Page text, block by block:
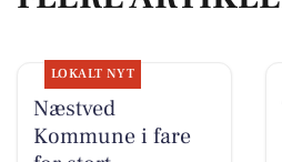
LOKALT NYT
Næstved
Kommune i fare